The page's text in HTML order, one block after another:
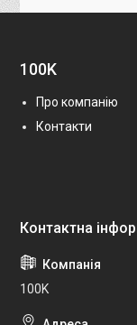
100K
Про компанію
Контакти
100K